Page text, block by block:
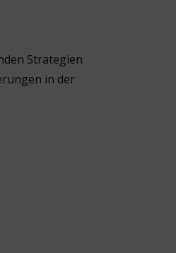
Strategien
in der